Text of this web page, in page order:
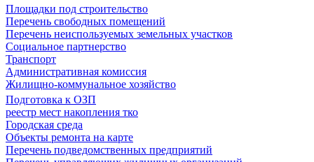
Площадки под строительство
Перечень свободных помещений
Перечень неиспользуемых земельных участков
Социальное партнерство
Транспорт
Административная комиссия
Жилищно-коммунальное хозяйство
Подготовка к ОЗП
реестр мест накопления тко
Городская среда
Объекты ремонта на карте
Перечень подведомственных предприятий